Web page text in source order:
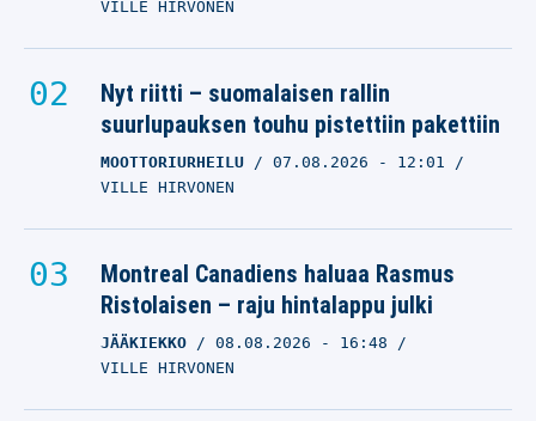
vaaditaan potkuja
nöyryytyksen jälkeen –
tässä vahvin
korvaajaehdokas
Gareth Southgate haki
Huuhkajien MM-
päävalmentajan pestiä –
VILLE HIRVONEN
Nyt riitti – suomalaisen rallin
suurlupauksen touhu pistettiin pakettiin
MOOTTORIURHEILU 07.08.2026 - 12:01
VILLE HIRVONEN
Montreal Canadiens haluaa Rasmus
Ristolaisen – raju hintalappu julki
JÄÄKIEKKO 08.08.2026 - 16:48
VILLE HIRVONEN